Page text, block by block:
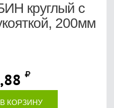
круглый с
200мм
В КОРЗИНУ